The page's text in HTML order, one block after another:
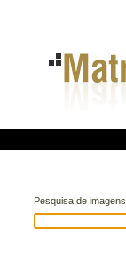
Pesquisa de imagens